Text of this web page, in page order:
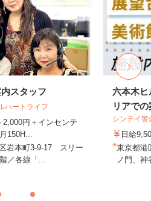
スタッフ
ハートライフ
2,000円＋インセンテ
岩本町3-9-17 スリー
／各線「...
六本木ヒ
リアで
シンテイ
日給
東京都港
ノ門、